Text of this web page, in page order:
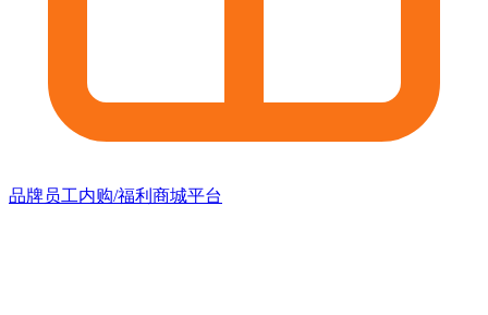
品牌员工内购/福利商城平台